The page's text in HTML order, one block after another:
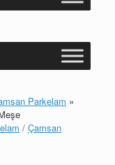
Parkelam »
/ Çamsan